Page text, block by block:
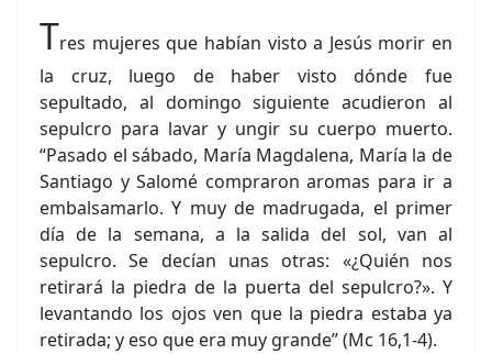
Tres mujeres que habían visto a Jesús morir en
la cruz, luego de haber visto dónde fue
sepultado, al domingo siguiente acudieron al
sepulcro para lavar y ungir su cuerpo muerto.
“Pasado el sábado, María Magdalena, María la de
Santiago y Salomé compraron aromas para ir a
embalsamarlo. Y muy de madrugada, el primer
día de la semana, a la salida del sol, van al
sepulcro. Se decían unas otras: «¿Quién nos
retirará la piedra de la puerta del sepulcro?». Y
levantando los ojos ven que la piedra estaba ya
retirada; y eso que era muy grande” (Mc 16,1-4).